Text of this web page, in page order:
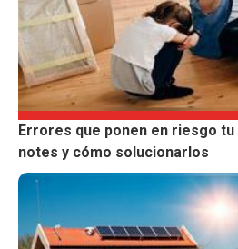
Errores que ponen en riesgo
notes y cómo solucionarlos